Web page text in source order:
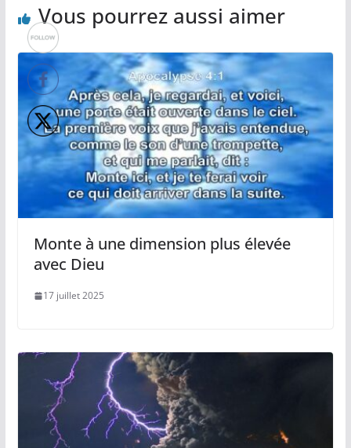
Vous pourrez aussi aimer
Monte à une dimension plus élevée
avec Dieu
17 juillet 2025